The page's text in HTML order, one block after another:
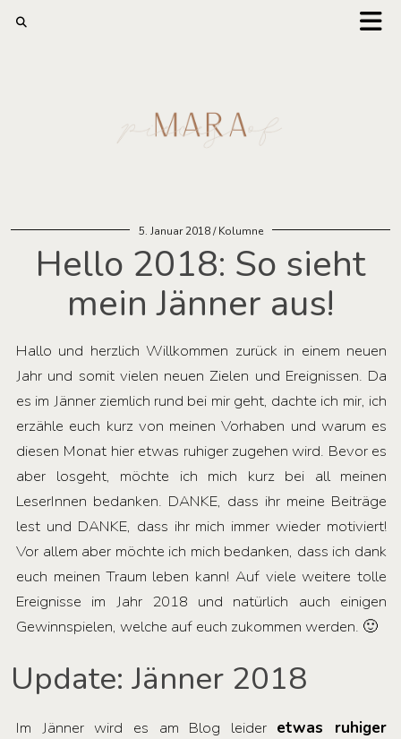
5. Januar 2018 Kolumne
Hello 2018: So sieht
mein Jänner aus!
Hallo und herzlich Willkommen zurück in einem neuen
Jahr und somit vielen neuen Zielen und Ereignissen. Da
es im Jänner ziemlich rund bei mir geht, dachte ich mir, ich
erzähle euch kurz von meinen Vorhaben und warum es
diesen Monat hier etwas ruhiger zugehen wird. Bevor es
aber losgeht, möchte ich mich kurz bei all meinen
LeserInnen bedanken. DANKE, dass ihr meine Beiträge
lest und DANKE, dass ihr mich immer wieder motiviert!
Vor allem aber möchte ich mich bedanken, dass ich dank
euch meinen Traum leben kann! Auf viele weitere tolle
Ereignisse im Jahr 2018 und natürlich auch einigen
Gewinnspielen, welche auf euch zukommen werden. 🙂
Update: Jänner 2018
Im Jänner wird es am Blog leider etwas ruhiger